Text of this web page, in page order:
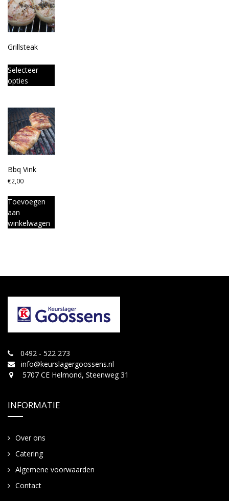
Grillsteak
Selecteer
opties
Bbq Vink
€2,00
Toevoegen
aan
winkelwagen
0492 - 522 273
info@keurslagergoossens.nl
5707 CE Helmond, Steenweg 31
INFORMATIE
Over ons
Catering
Algemene voorwaarden
Contact